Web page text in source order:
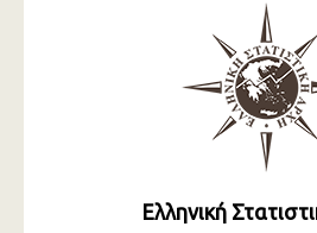
Ελληνική